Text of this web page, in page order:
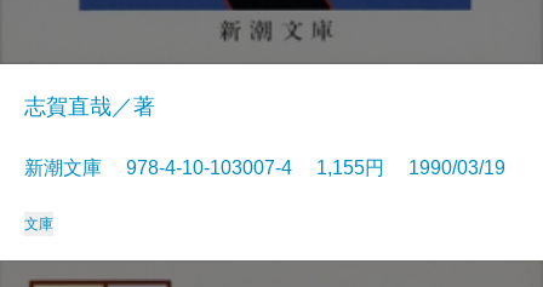
志賀直哉／著
新潮文庫 978-4-10-103007-4 1,155円 1990/03/19
文庫